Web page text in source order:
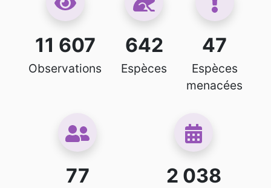
11 607
Observations
642
Espèces
47
Espèces
menacées
77 2 038